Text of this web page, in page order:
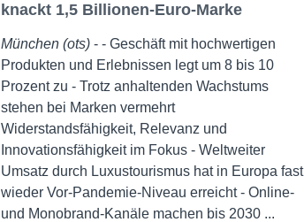
knackt 1,5 Billionen-Euro-Marke
München (ots)- - Geschäft mit hochwertigen
Produkten und Erlebnissen legt um 8 bis 10
Prozent zu - Trotz anhaltenden Wachstums
stehen bei Marken vermehrt
Widerstandsfähigkeit, Relevanz und
Innovationsfähigkeit im Fokus - Weltweiter
Umsatz durch Luxustourismus hat in Europa fast
wieder Vor-Pandemie-Niveau erreicht - Online-
und Monobrand-Kanäle machen bis 2030 ...